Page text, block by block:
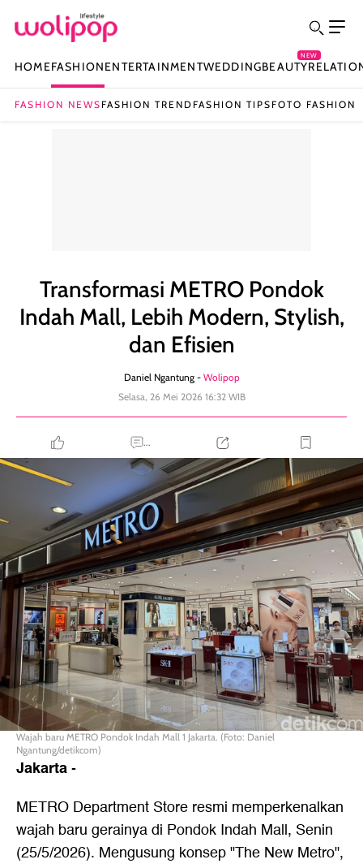
HOMEFASHIONENTERTAINMENTWEDDINGBEAUTY
NEW
FASHION NEWS FASHION TREND FASHION TIPS FOTO FASHION
Transformasi METRO Pondok
Indah Mall, Lebih Modern, Stylish,
dan Efisien
Daniel Ngantung - Wolipop
Selasa, 26 Mei 2026 16:32 WIB
...
Wajah baru METRO Pondok Indah Mall 1 Jakarta. (Foto: Daniel
Ngantung/detikcom)
Jakarta-
METRO Department Store resmi memperkenalkan
wajah baru gerainya di Pondok Indah Mall, Senin
(25/5/2026). Mengusung konsep "The New Metro",